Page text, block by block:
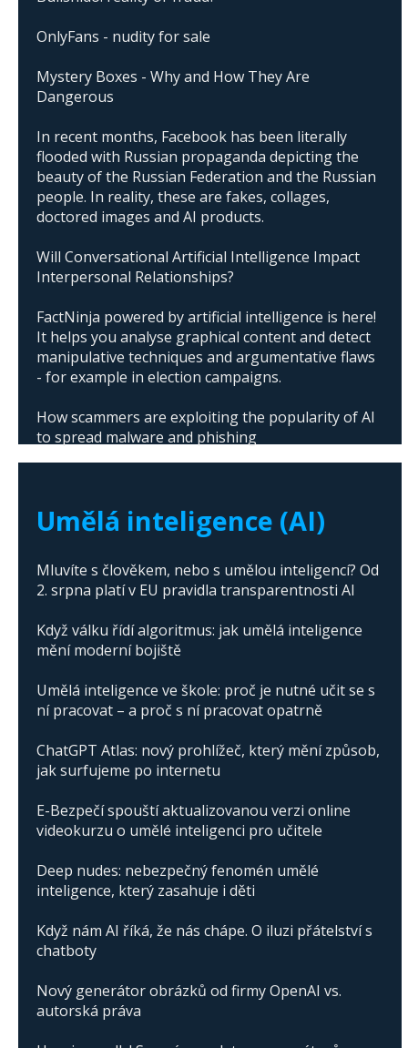
OnlyFans - nudity for sale
Mystery Boxes - Why and How They Are
Dangerous
In recent months, Facebook has been literally
flooded with Russian propaganda depicting the
beauty of the Russian Federation and the Russian
people. In reality, these are fakes, collages,
doctored images and AI products.
Will Conversational Artificial Intelligence Impact
Interpersonal Relationships?
FactNinja powered by artificial intelligence is here!
It helps you analyse graphical content and detect
manipulative techniques and argumentative flaws
- for example in election campaigns.
How scammers are exploiting the popularity of AI
to spread malware and phishing
Umělá inteligence (AI)
Mluvíte s člověkem, nebo s umělou inteligencí? Od
2. srpna platí v EU pravidla transparentnosti AI
Když válku řídí algoritmus: jak umělá inteligence
mění moderní bojiště
Umělá inteligence ve škole: proč je nutné učit se s
ní pracovat – a proč s ní pracovat opatrně
ChatGPT Atlas: nový prohlížeč, který mění způsob,
jak surfujeme po internetu
E-Bezpečí spouští aktualizovanou verzi online
videokurzu o umělé inteligenci pro učitele
Deep nudes: nebezpečný fenomén umělé
inteligence, který zasahuje i děti
Když nám AI říká, že nás chápe. O iluzi přátelství s
chatboty
Nový generátor obrázků od firmy OpenAI vs.
autorská práva